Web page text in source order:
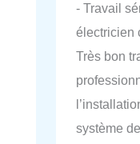
- Travail
électricien
Très bon
système